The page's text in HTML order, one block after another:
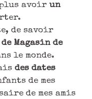
plus avoir un
de savoir
de Magasin de
le monde.
des dates
de mes
de mes amis